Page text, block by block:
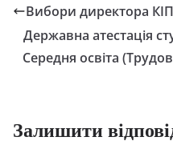
Вибори директора
Державна атестація
Середня освіта
Залишити